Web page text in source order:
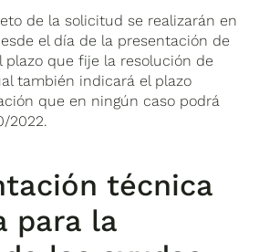
de la solicitud se realizarán en
el día de la presentación de
plazo que fije la resolución de
también indicará el plazo
que en ningún caso podrá
2022.
técnica
para la